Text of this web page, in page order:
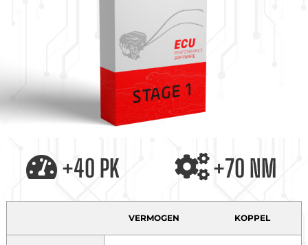
+40 PK +70 NM
VERMOGEN KOPPEL